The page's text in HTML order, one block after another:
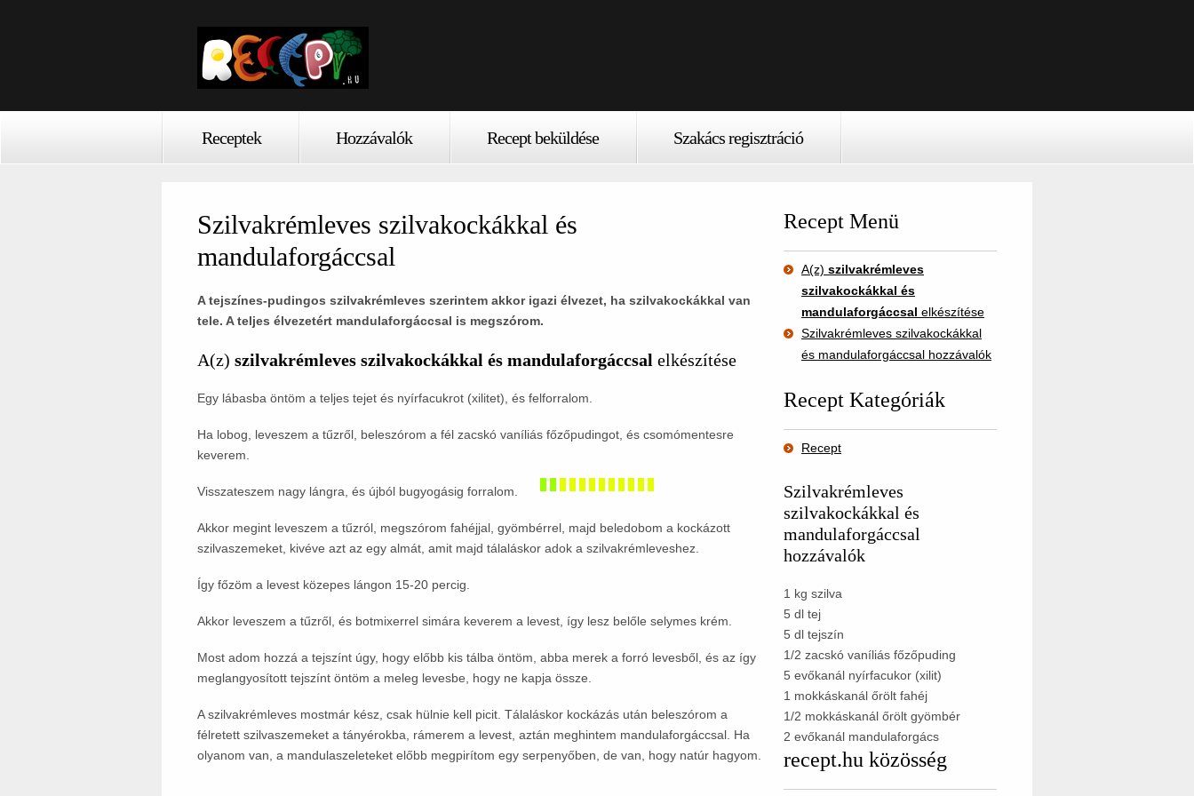
Receptek Hozzávalók Recept beküldése Szakács regisztráció
Szilvakrémleves szilvakockákkal és
mandulaforgáccsal
A tejszínes-pudingos szilvakrémleves szerintem akkor igazi élvezet, ha szilvakockákkal van
tele. A teljes élvezetért mandulaforgáccsal is megszórom.
A(z) szilvakrémleves szilvakockákkal és mandulaforgáccsal elkészítése
Egy lábasba öntöm a teljes tejet és nyírfacukrot (xilitet), és felforralom.
Ha lobog, leveszem a tűzről, beleszórom a fél zacskó vaníliás főzőpudingot, és csomómentesre
keverem.
Visszateszem nagy lángra, és újból bugyogásig forralom.
Akkor megint leveszem a tűzról, megszórom fahéjjal, gyömbérrel, majd beledobom a kockázott
szilvaszemeket, kivéve azt az egy almát, amit majd tálaláskor adok a szilvakrémleveshez.
Így főzöm a levest közepes lángon 15-20 percig.
Akkor leveszem a tűzről, és botmixerrel simára keverem a levest, így lesz belőle selymes krém.
Most adom hozzá a tejszínt úgy, hogy előbb kis tálba öntöm, abba merek a forró levesből, és az így
meglangyosított tejszínt öntöm a meleg levesbe, hogy ne kapja össze.
A szilvakrémleves mostmár kész, csak hülnie kell picit. Tálaláskor kockázás után beleszórom a
félretett szilvaszemeket a tányérokba, rámerem a levest, aztán meghintem mandulaforgáccsal. Ha
olyanom van, a mandulaszeleteket előbb megpirítom egy serpenyőben, de van, hogy natúr hagyom.
Recept Menü
A(z) szilvakrémleves
szilvakockákkal és
mandulaforgáccsal elkészítése
Szilvakrémleves szilvakockákkal
és mandulaforgáccsal hozzávalók
Recept Kategóriák
Recept
Szilvakrémleves
szilvakockákkal és
mandulaforgáccsal
hozzávalók
1 kg szilva
5 dl tej
5 dl tejszín
1/2 zacskó vaníliás főzőpuding
5 evőkanál nyírfacukor (xilit)
1 mokkáskanál őrölt fahéj
1/2 mokkáskanál őrölt gyömbér
2 evőkanál mandulaforgács
recept.hu közösség